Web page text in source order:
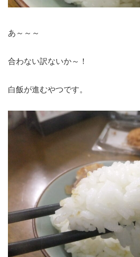
あ～～～
合わない訳ないか～！
白飯が進むやつです。